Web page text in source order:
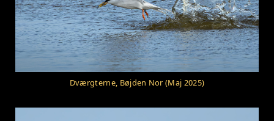
Dværgterne, Bøjden Nor (Maj 2025)